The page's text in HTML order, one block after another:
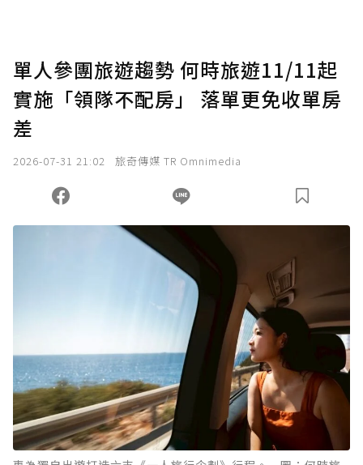
單人參團旅遊趨勢 何時旅遊11/11起
實施「領隊不配房」 落單更免收單房
差
2026-07-31 21:02 旅奇傳媒 TR Omnimedia